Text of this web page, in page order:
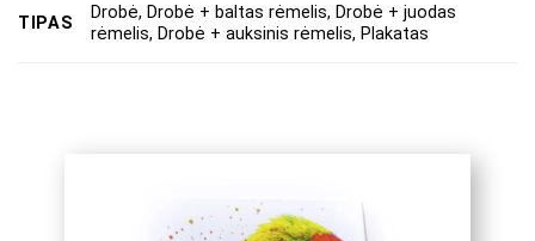
TIPAS
Drobė, Drobė + baltas rėmelis, Drobė + juodas
rėmelis, Drobė + auksinis rėmelis, Plakatas